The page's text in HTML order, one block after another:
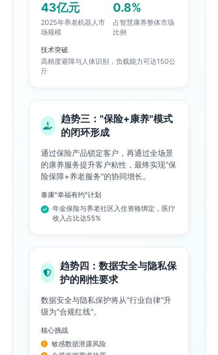
43亿元
2025年养老机器人市
场规模
0.8%
占智慧康养整体市场
比例
技术突破
高精度避障与人体识别，负载能力可达150公
斤
趋势三："保险+康养"模式
的闭环形成
通过保险产品锁定客户，再通过全场景
的康养服务提升客户粘性，最终实现"保
险保障+养老服务"的协同增长。
泰康"幸福有约"计划
年金保险与养老社区入住资格绑定，医疗
收入占比达55%
趋势四：数据安全与隐私保
护的刚性要求
数据安全与隐私保护将从"行业自律"升
级为"合规红线"。
核心挑战
敏感数据泄露风险